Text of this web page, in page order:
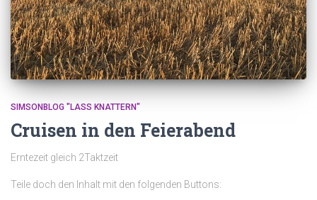
SIMSONBLOG "LASS KNATTERN"
Cruisen in den Feierabend
Erntezeit gleich 2Taktzeit
Teile doch den Inhalt mit den folgenden Buttons: